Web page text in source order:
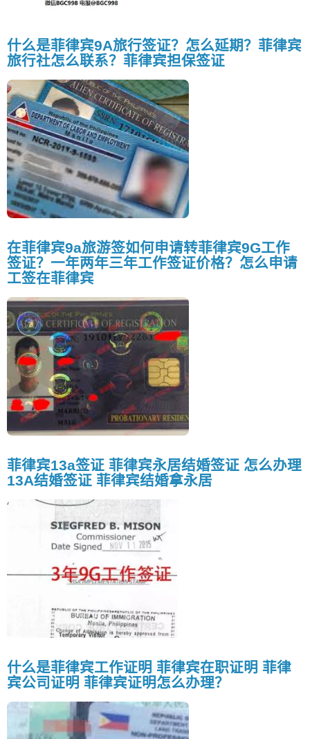
什么是菲律宾9A旅行签证？怎么延期？菲律宾
旅行社怎么联系？菲律宾担保签证
在菲律宾9a旅游签如何申请转菲律宾9G工作
签证？一年两年三年工作签证价格？怎么申请
工签在菲律宾
菲律宾13a签证 菲律宾永居结婚签证 怎么办理
13A结婚签证 菲律宾结婚拿永居
什么是菲律宾工作证明 菲律宾在职证明 菲律
宾公司证明 菲律宾证明怎么办理？